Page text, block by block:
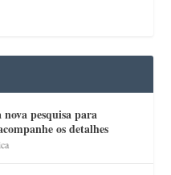
pesquisa para
os detalhes